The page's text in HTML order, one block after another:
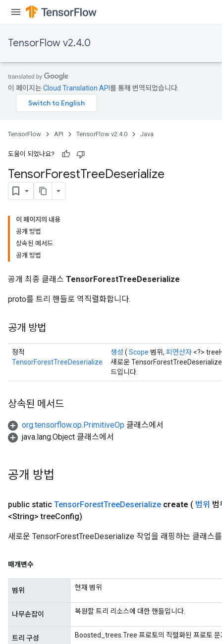
TensorFlow v2.4.0
이 페이지는Cloud Translation API 를 통해 번역되었습니다.
TensorFlow API TensorFlow v2.4.0 Java
도움이 되었나요?
TensorForestTreeDeserialize
이 페이지의 내용
공개 방법
상속된 메서드
공개 방법
공개 최종 클래스 TensorForestTreeDeserialize
proto를 트리 핸들로 역직렬화합니다.
공개 방법
정적
TensorForestTreeDeserialize
생성 ( Scope 범위, 피연산자 <?>
새로운 TensorForestTreeDeserialize
드입니다.
상속된 메서드
org.tensorflow.op.PrimitiveOp 클래스에서
java.lang.Object 클래스에서
공개 방법
public static TensorForestTreeDeserialize create ( 범위 범
<String> treeConfig)
새로운 TensorForestTreeDeserialize 작업을 래핑하는 클래스
매개변수
범위 현재 범위
나무손잡이 복원할 트리 리소스에 대한 핸들입니다.
트리 구성 Boosted_trees.Tree 프로토의 직렬화된 프로토 문